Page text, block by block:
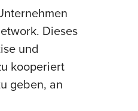
Dieses
und
kooperiert
geben, an